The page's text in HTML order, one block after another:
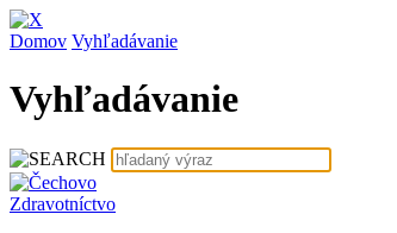
Domov Vyhľadávanie
Vyhľadávanie
Zdravotníctvo